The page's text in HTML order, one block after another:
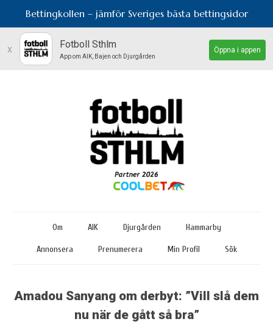
Bettingkollen – jämför Sveriges bästa bettingsidor
x Fotboll Sthlm
App om AIK, Bajen och Djurgården
Öppna i appen
Om AIK Djurgården Hammarby
Annonsera Prenumerera Min Profil Sök
Amadou Sanyang om derbyt: ”Vill slå dem
nu när de gått så bra”